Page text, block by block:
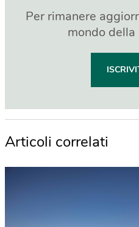
Per rimanere
mondo
Articoli correlati